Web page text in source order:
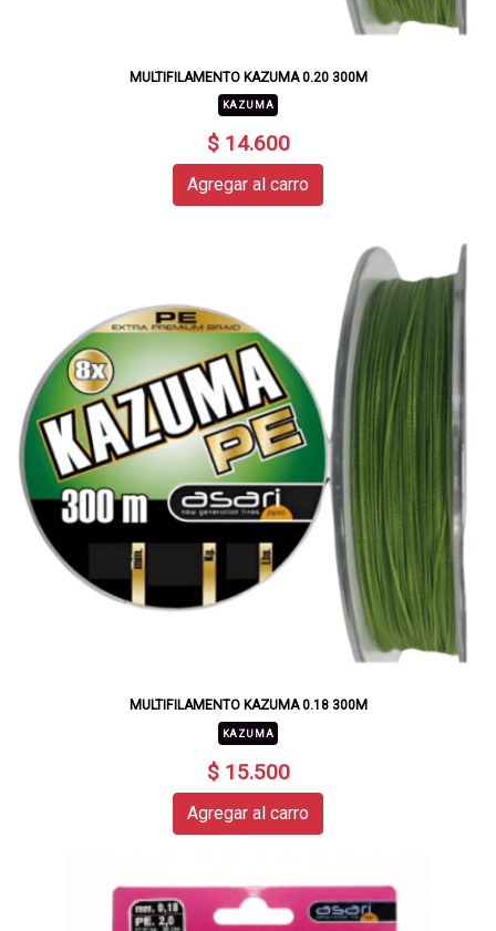
MULTIFILAMENTO KAZUMA 0.20 300M
KAZUMA
$ 14.600
Agregar al carro
MULTIFILAMENTO KAZUMA 0.18 300M
KAZUMA
$ 15.500
Agregar al carro